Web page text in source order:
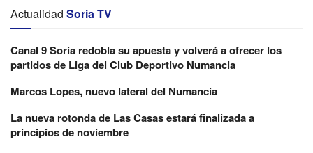
Actualidad Soria TV
Canal 9 Soria redobla su apuesta y volverá a ofrecer los
partidos de Liga del Club Deportivo Numancia
Marcos Lopes, nuevo lateral del Numancia
La nueva rotonda de Las Casas estará finalizada a
principios de noviembre